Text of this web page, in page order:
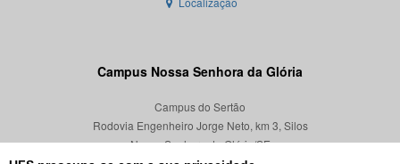
Campus Nossa Senhora da Glória
Campus do Sertão
Rodovia Engenheiro Jorge Neto, km 3, Silos
Nossa Senhora da Glória/SE